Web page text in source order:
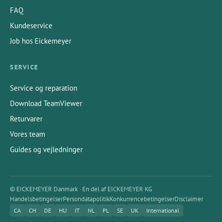
antal driftstrin, som andre systemer på markedet har
Fordelene ved systemet resulterer i en økonomisk
Få instrumenter og intet komplekst instrument sæt
steriliseringsomkostningerne
Mindre driftstrin fører til kortere driftstider
Lavet af rustfrit stål
Velegnet til skrå dobbelte kompressionsskruer med
gevinddiameter Ø 3/4 mm
Kompatibel med skruetrækkerhåndtag (191312)
FAQ
Kundeservice
Job hos Eickemeyer
SERVICE
Service og reparation
Download TeamViewer
Returvarer
Vores team
Guides og vejledninger
© EICKEMEYER Danmark · En del af EICKEMEYER KG
HandelsbetingelserPersondatapolitikKonkurrencebetingelserDisclaimer
CA CH DE HU IT NL PL SE UK International